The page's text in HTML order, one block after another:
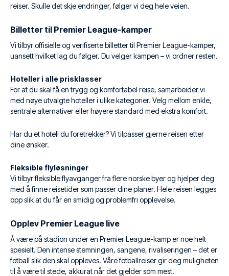
reiser. Skulle det skje endringer, følger vi deg hele veien.
Billetter til Premier League-kamper
Vi tilbyr offisielle og verifiserte billetter til Premier League-kamper,
uansett hvilket lag du følger. Du velger kampen – vi ordner resten.
Hoteller i alle prisklasser
For at du skal få en trygg og komfortabel reise, samarbeider vi
med nøye utvalgte hoteller i ulike kategorier. Velg mellom enkle,
sentrale alternativer eller høyere standard med ekstra komfort.
Har du et hotell du foretrekker? Vi tilpasser gjerne reisen etter
dine ønsker.
Fleksible flyløsninger
Vi tilbyr fleksible flyavganger fra flere norske byer og hjelper deg
med å finne reisetider som passer dine planer. Hele reisen legges
opp slik at du får en smidig og problemfri opplevelse.
Opplev Premier League live
Å være på stadion under en Premier League-kamp er noe helt
spesielt. Den intense stemningen, sangene, rivaliseringen – det er
fotball slik den skal oppleves. Våre fotballreiser gir deg muligheten
til å være til stede, akkurat når det gjelder som mest.